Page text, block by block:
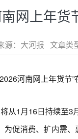
网上年货
源：大河报 文章类
河南网上年货节”
从1月16日持续至3
促消费、扩内需